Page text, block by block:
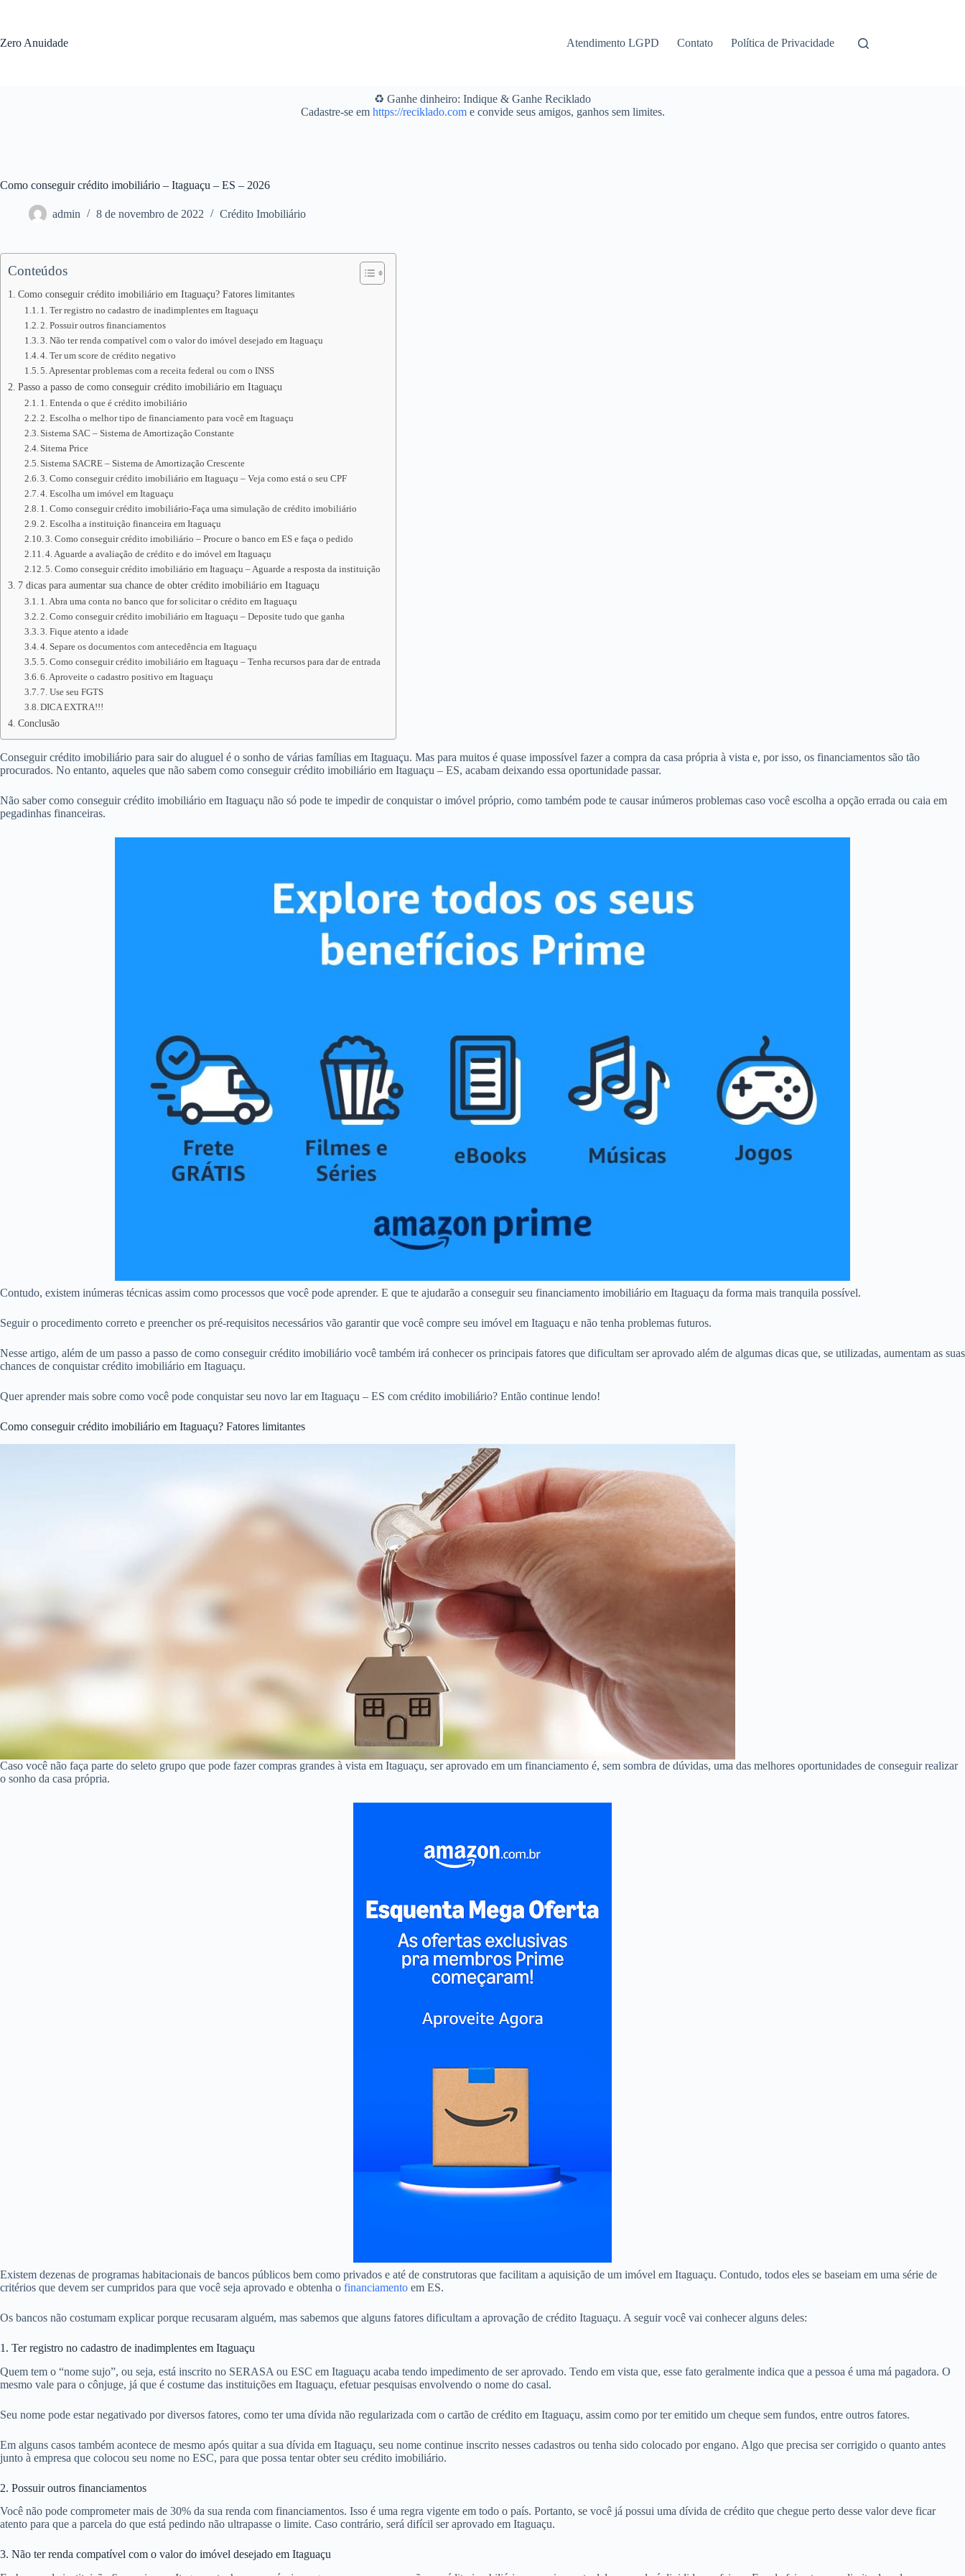
conteúdo
Zero Anuidade Atendimento LGPD Contato Política de Privacidade
♻️ Ganhe dinheiro: Indique & Ganhe Reciklado
Cadastre-se em https://reciklado.come convide seus amigos, ganhos sem limites.
Como conseguir crédito imobiliário – Itaguaçu – ES – 2026
admin 8 de novembro de 2022 Crédito Imobiliário
Conteúdos
Como conseguir crédito imobiliário em Itaguaçu? Fatores limitantes
1. Ter registro no cadastro de inadimplentes em Itaguaçu
2. Possuir outros financiamentos
3. Não ter renda compatível com o valor do imóvel desejado em Itaguaçu
4. Ter um score de crédito negativo
5. Apresentar problemas com a receita federal ou com o INSS
Passo a passo de como conseguir crédito imobiliário em Itaguaçu
1. Entenda o que é crédito imobiliário
2. Escolha o melhor tipo de financiamento para você em Itaguaçu
Sistema SAC – Sistema de Amortização Constante
Sitema Price
Sistema SACRE – Sistema de Amortização Crescente
3. Como conseguir crédito imobiliário em Itaguaçu – Veja como está o seu CPF
4. Escolha um imóvel em Itaguaçu
1. Como conseguir crédito imobiliário-Faça uma simulação de crédito imobiliário
2. Escolha a instituição financeira em Itaguaçu
3. Como conseguir crédito imobiliário – Procure o banco em ES e faça o pedido
4. Aguarde a avaliação de crédito e do imóvel em Itaguaçu
5. Como conseguir crédito imobiliário em Itaguaçu – Aguarde a resposta da instituição
7 dicas para aumentar sua chance de obter crédito imobiliário em Itaguaçu
1. Abra uma conta no banco que for solicitar o crédito em Itaguaçu
2. Como conseguir crédito imobiliário em Itaguaçu – Deposite tudo que ganha
3. Fique atento a idade
4. Separe os documentos com antecedência em Itaguaçu
5. Como conseguir crédito imobiliário em Itaguaçu – Tenha recursos para dar de entrada
6. Aproveite o cadastro positivo em Itaguaçu
7. Use seu FGTS
DICA EXTRA!!!
Conclusão
Conseguir crédito imobiliário para sair do aluguel é o sonho de várias famílias em Itaguaçu. Mas para muitos é quase impossível fazer a compra da casa própria à vista e, por isso, os financiamentos são tão
procurados. No entanto, aqueles que não sabem como conseguir crédito imobiliário em Itaguaçu – ES, acabam deixando essa oportunidade passar.
Não saber como conseguir crédito imobiliário em Itaguaçu não só pode te impedir de conquistar o imóvel próprio, como também pode te causar inúmeros problemas caso você escolha a opção errada ou caia em
pegadinhas financeiras.
Contudo, existem inúmeras técnicas assim como processos que você pode aprender. E que te ajudarão a conseguir seu financiamento imobiliário em Itaguaçu da forma mais tranquila possível.
Seguir o procedimento correto e preencher os pré-requisitos necessários vão garantir que você compre seu imóvel em Itaguaçu e não tenha problemas futuros.
Nesse artigo, além de um passo a passo de como conseguir crédito imobiliário você também irá conhecer os principais fatores que dificultam ser aprovado além de algumas dicas que, se utilizadas, aumentam as suas
chances de conquistar crédito imobiliário em Itaguaçu.
Quer aprender mais sobre como você pode conquistar seu novo lar em Itaguaçu – ES com crédito imobiliário? Então continue lendo!
Como conseguir crédito imobiliário em Itaguaçu? Fatores limitantes
Caso você não faça parte do seleto grupo que pode fazer compras grandes à vista em Itaguaçu, ser aprovado em um financiamento é, sem sombra de dúvidas, uma das melhores oportunidades de conseguir realizar
o sonho da casa própria.
Existem dezenas de programas habitacionais de bancos públicos bem como privados e até de construtoras que facilitam a aquisição de um imóvel em Itaguaçu. Contudo, todos eles se baseiam em uma série de
critérios que devem ser cumpridos para que você seja aprovado e obtenha o financiamento em ES.
Os bancos não costumam explicar porque recusaram alguém, mas sabemos que alguns fatores dificultam a aprovação de crédito Itaguaçu. A seguir você vai conhecer alguns deles:
1. Ter registro no cadastro de inadimplentes em Itaguaçu
Quem tem o “nome sujo”, ou seja, está inscrito no SERASA ou ESC em Itaguaçu acaba tendo impedimento de ser aprovado. Tendo em vista que, esse fato geralmente indica que a pessoa é uma má pagadora. O
mesmo vale para o cônjuge, já que é costume das instituições em Itaguaçu, efetuar pesquisas envolvendo o nome do casal.
Seu nome pode estar negativado por diversos fatores, como ter uma dívida não regularizada com o cartão de crédito em Itaguaçu, assim como por ter emitido um cheque sem fundos, entre outros fatores.
Em alguns casos também acontece de mesmo após quitar a sua dívida em Itaguaçu, seu nome continue inscrito nesses cadastros ou tenha sido colocado por engano. Algo que precisa ser corrigido o quanto antes
junto à empresa que colocou seu nome no ESC, para que possa tentar obter seu crédito imobiliário.
2. Possuir outros financiamentos
Você não pode comprometer mais de 30% da sua renda com financiamentos. Isso é uma regra vigente em todo o país. Portanto, se você já possui uma dívida de crédito que chegue perto desse valor deve ficar
atento para que a parcela do que está pedindo não ultrapasse o limite. Caso contrário, será difícil ser aprovado em Itaguaçu.
3. Não ter renda compatível com o valor do imóvel desejado em Itaguaçu